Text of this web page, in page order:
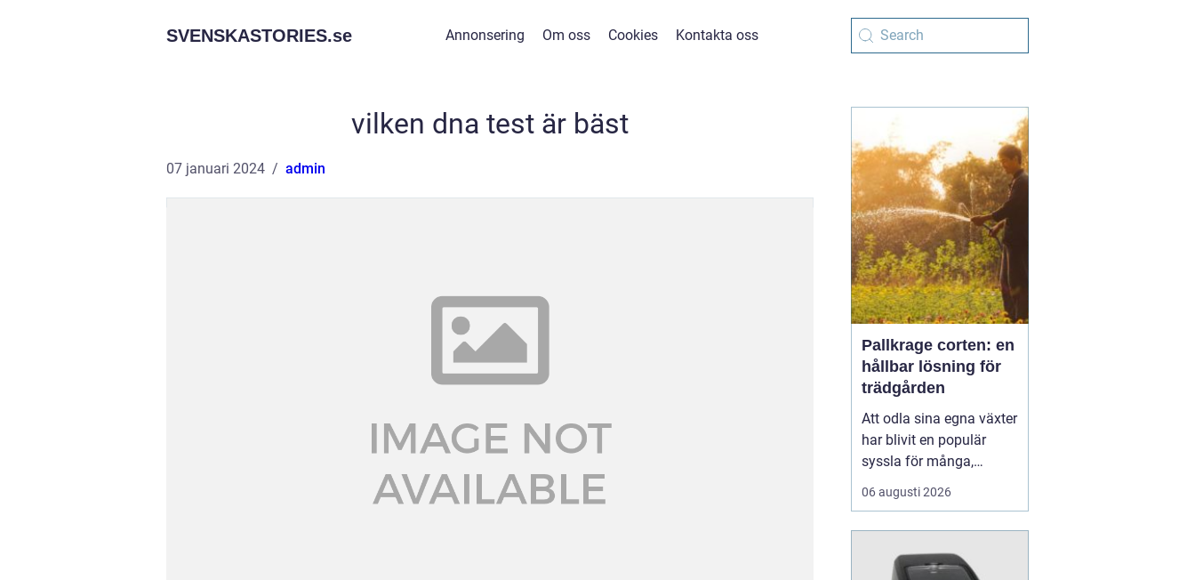
SVENSKASTORIES.se Annonsering Om oss Cookies Kontakta oss
vilken dna test är bäst
07 januari 2024 admin
Pallkrage corten: en
hållbar lösning för
trädgården
Att odla sina egna växter
har blivit en populär
syssla för många,
oavsett om det handlar
om att ha en prunkande
balkongträdgård i stan.
06 augusti 2026